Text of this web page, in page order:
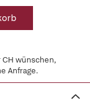
CH wünschen,
Anfrage.